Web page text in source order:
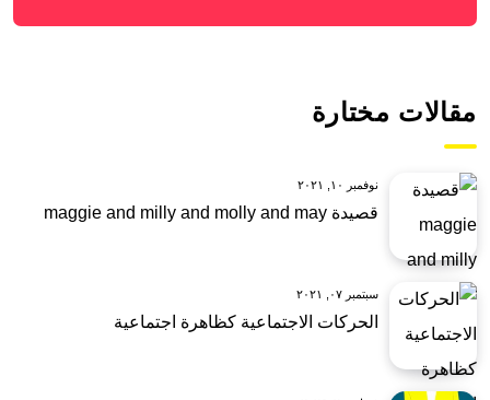
مقالات مختارة
نوفمبر ١٠, ٢٠٢١
قصيدة maggie and milly and molly and may
سبتمبر ٠٧, ٢٠٢١
الحركات الاجتماعية كظاهرة اجتماعية